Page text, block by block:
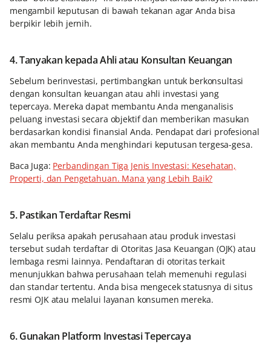
mengambil keputusan di bawah tekanan agar Anda bisa
berpikir lebih jernih.
4. Tanyakan kepada Ahli atau Konsultan Keuangan
Sebelum berinvestasi, pertimbangkan untuk berkonsultasi
dengan konsultan keuangan atau ahli investasi yang
tepercaya. Mereka dapat membantu Anda menganalisis
peluang investasi secara objektif dan memberikan masukan
berdasarkan kondisi finansial Anda. Pendapat dari profesional
akan membantu Anda menghindari keputusan tergesa-gesa.
Baca Juga: Perbandingan Tiga Jenis Investasi: Kesehatan,
Properti, dan Pengetahuan. Mana yang Lebih Baik?
5. Pastikan Terdaftar Resmi
Selalu periksa apakah perusahaan atau produk investasi
tersebut sudah terdaftar di Otoritas Jasa Keuangan (OJK) atau
lembaga resmi lainnya. Pendaftaran di otoritas terkait
menunjukkan bahwa perusahaan telah memenuhi regulasi
dan standar tertentu. Anda bisa mengecek statusnya di situs
resmi OJK atau melalui layanan konsumen mereka.
6. Gunakan Platform Investasi Tepercaya